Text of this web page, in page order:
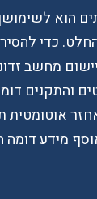
הוא
כדי
מחשב
והתקנים
אוטומטית
מידע דומה